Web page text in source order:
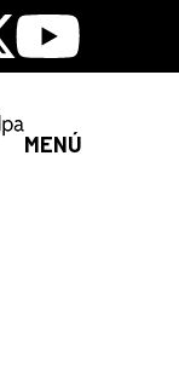
Youtube
MENÚ